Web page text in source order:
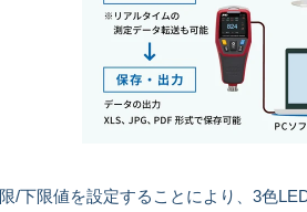
/下限値を設定することにより、3色